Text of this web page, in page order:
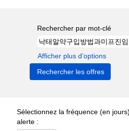
Rechercher par mot-clé
Afficher plus d’options
Sélectionnez la fréquence (en
alerte :